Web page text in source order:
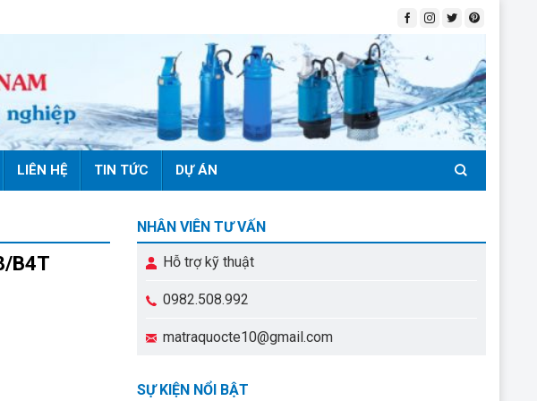
LIÊN HỆ TIN TỨC DỰ ÁN
B4T
NHÂN VIÊN TƯ VẤN
Hỗ trợ kỹ thuật
0982.508.992
matraquocte10@gmail.com
SỰ KIỆN NỔI BẬT